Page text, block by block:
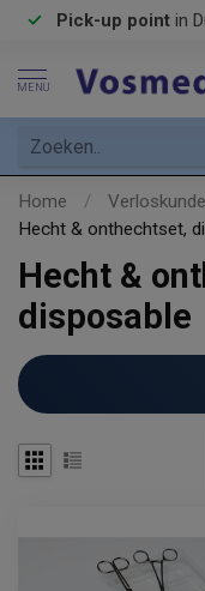
Pick-up point in
MENU
Home / Verloskunde
Hecht & onthechtset,
Hecht &
disposable